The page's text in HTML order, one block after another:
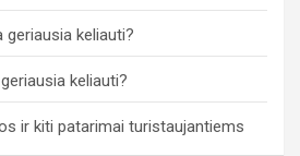
geriausia keliauti?
keliauti?
ir kiti patarimai turistaujantiems